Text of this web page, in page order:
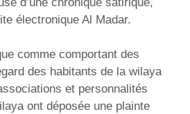
électronique Al Madar.
comme comportant des
des habitants de la wilaya
et personnalités
ont déposée une plainte